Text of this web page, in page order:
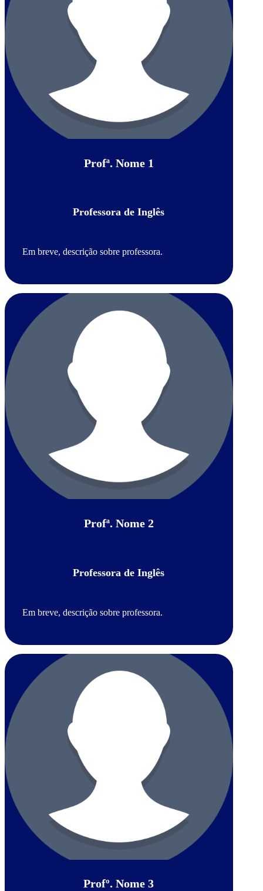
Profª. Nome 1
Professora de Inglês
Em breve, descrição sobre professora.
Profª. Nome 2
Professora de Inglês
Em breve, descrição sobre professora.
Profº. Nome 3